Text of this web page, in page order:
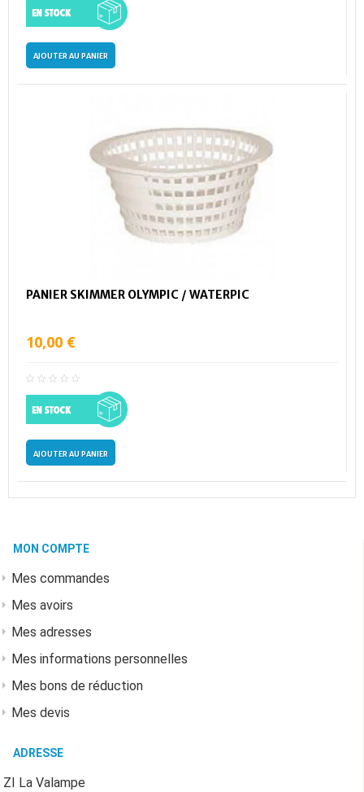
AJOUTER AU PANIER
PANIER SKIMMER OLYMPIC / WATERPIC
10,00 €
AJOUTER AU PANIER
MON COMPTE
Mes commandes
Mes avoirs
Mes adresses
Mes informations personnelles
Mes bons de réduction
Mes devis
ADRESSE
ZI La Valampe